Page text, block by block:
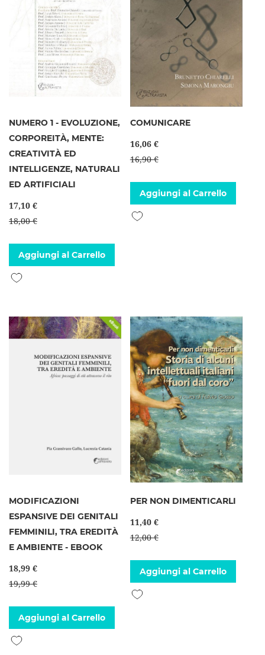
NUMERO 1 - EVOLUZIONE,
CORPOREITÀ, MENTE:
CREATIVITÀ ED
INTELLIGENZE, NATURALI
ED ARTIFICIALI
17,10 €
18,00 €
Aggiungi al Carrello
Aggiungi alla lista desideri
COMUNICARE
16,06 €
16,90 €
Aggiungi al Carrello
Aggiungi alla lista desideri
MODIFICAZIONI
ESPANSIVE DEI GENITALI
FEMMINILI, TRA EREDITÀ
E AMBIENTE - EBOOK
18,99 €
19,99 €
Aggiungi al Carrello
Aggiungi alla lista desideri
PER NON DIMENTICARLI
11,40 €
12,00 €
Aggiungi al Carrello
Aggiungi alla lista desideri